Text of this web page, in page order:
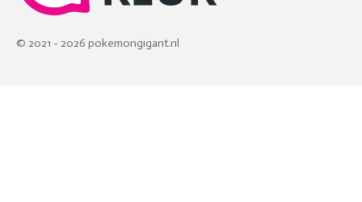
© 2021 - 2026 pokemongigant.nl